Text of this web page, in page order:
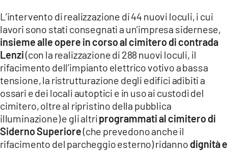
COSENZACHANNEL.IT
ILVIBONESE.IT
CATANZAROCHANNEL.IT
LACAPITALENEWS.IT
App
ANDROID
L’intervento di realizzazione di 44 nuovi loculi, i cui
lavori sono stati consegnati a un’impresa sidernese,
insieme alle opere in corso al cimitero di contrada
Lenzi(con la realizzazione di 288 nuovi loculi, il
rifacimento dell’impianto elettrico votivo a bassa
tensione, la ristrutturazione degli edifici adibiti a
ossari e dei locali autoptici e in uso ai custodi del
cimitero, oltre al ripristino della pubblica
illuminazione) e gli altriprogrammati al cimitero di
Siderno Superiore(che prevedono anche il
rifacimento del parcheggio esterno) ridanno dignità e